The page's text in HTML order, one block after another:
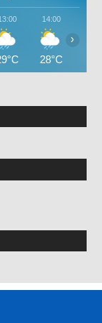
14:00
28°C
›